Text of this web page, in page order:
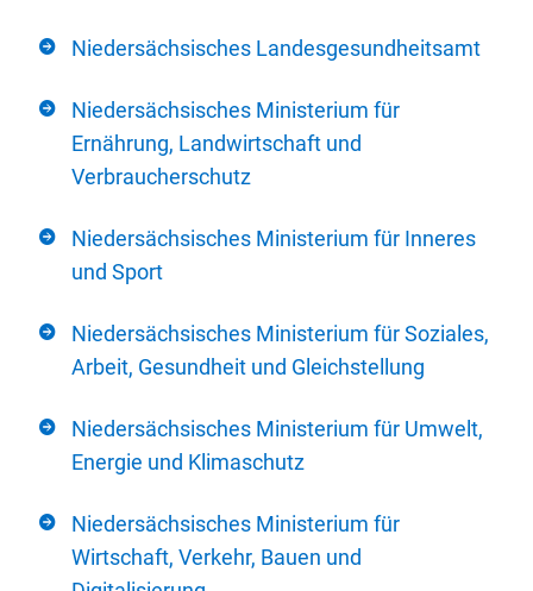
Niedersächsisches Landesgesundheitsamt
Niedersächsisches Ministerium für
Ernährung, Landwirtschaft und
Verbraucherschutz
Niedersächsisches Ministerium für Inneres
und Sport
Niedersächsisches Ministerium für Soziales,
Arbeit, Gesundheit und Gleichstellung
Niedersächsisches Ministerium für Umwelt,
Energie und Klimaschutz
Niedersächsisches Ministerium für
Wirtschaft, Verkehr, Bauen und